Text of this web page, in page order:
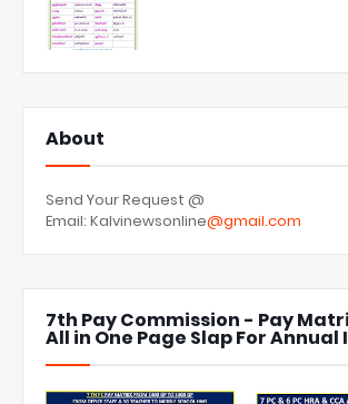
About
Send Your Request @
Email: Kalvinewsonline@gmail.com
7th Pay Commission - Pay
All in One Page Slap For